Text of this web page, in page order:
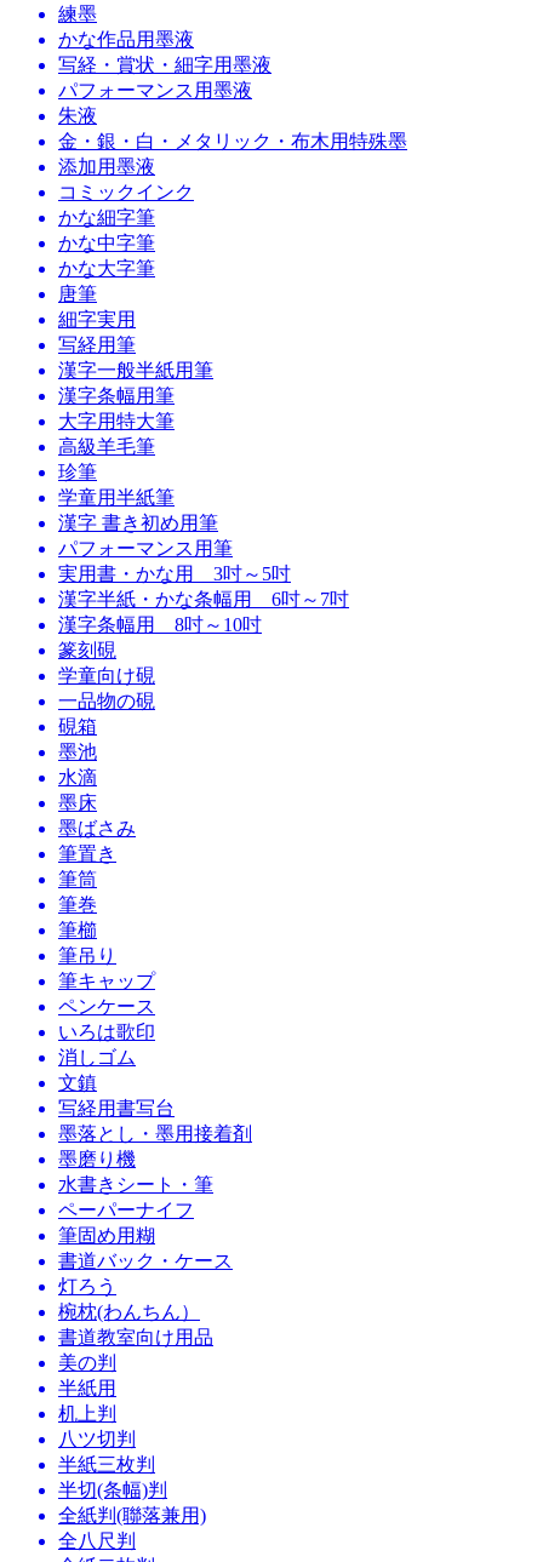
練墨
かな作品用墨液
写経・賞状・細字用墨液
パフォーマンス用墨液
朱液
金・銀・白・メタリック・布木用特殊墨
添加用墨液
コミックインク
かな細字筆
かな中字筆
かな大字筆
唐筆
細字実用
写経用筆
漢字一般半紙用筆
漢字条幅用筆
大字用特大筆
高級羊毛筆
珍筆
学童用半紙筆
漢字 書き初め用筆
パフォーマンス用筆
実用書・かな用 3吋～5吋
漢字半紙・かな条幅用 6吋～7吋
漢字条幅用 8吋～10吋
篆刻硯
学童向け硯
一品物の硯
硯箱
墨池
水滴
墨床
墨ばさみ
筆置き
筆筒
筆巻
筆櫛
筆吊り
筆キャップ
ペンケース
いろは歌印
消しゴム
文鎮
写経用書写台
墨落とし・墨用接着剤
墨磨り機
水書きシート・筆
ペーパーナイフ
筆固め用糊
書道バック・ケース
灯ろう
椀枕(わんちん）
書道教室向け用品
美の判
半紙用
机上判
八ツ切判
半紙三枚判
半切(条幅)判
全紙判(聯落兼用)
全八尺判